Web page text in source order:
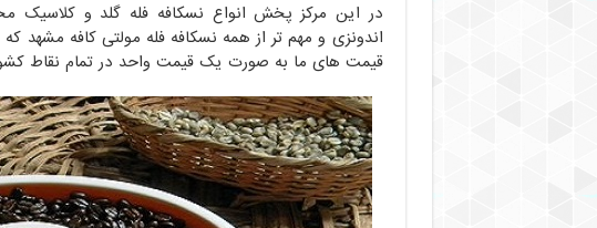
در این مرکز پخش انواع نسکافه فله گلد و کلاسیک
اندونزی و مهم تر از همه نسکافه فله مولتی کافه مشهد
قیمت های ما به صورت یک قیمت واحد در تمام نقاط